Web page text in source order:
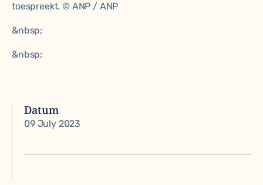
toespreekt. © ANP / ANP
&nbsp;
&nbsp;
Datum
09 July 2023